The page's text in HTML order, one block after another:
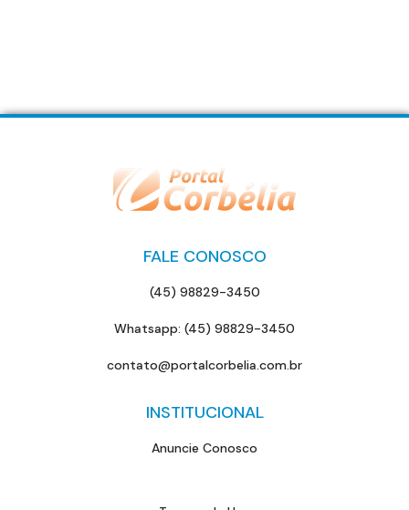
FALE CONOSCO
(45) 98829-3450
Whatsapp: (45) 98829-3450
contato@portalcorbelia.com.br
INSTITUCIONAL
Anuncie Conosco